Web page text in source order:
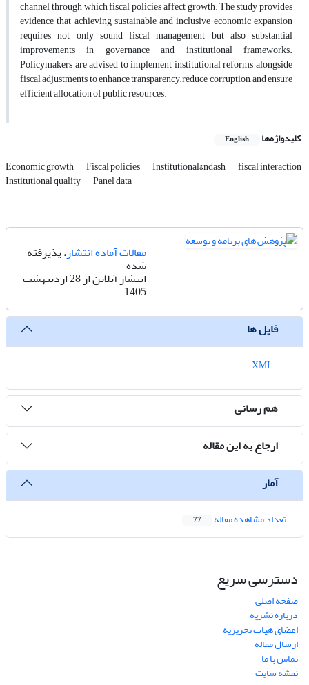
channel through which fiscal policies affect growth. The study provides
evidence that achieving sustainable and inclusive economic expansion
requires not only sound fiscal management but also substantial
improvements in governance and institutional frameworks.
Policymakers are advised to implement institutional reforms alongside
fiscal adjustments to enhance transparency, reduce corruption, and ensure
efficient allocation of public resources.
کلیدواژه‌ها English
Economic growth Fiscal policies Institutional&‌ndash fiscal interaction
Institutional quality Panel data
مقالات آماده انتشار، پذیرفته
شده
انتشار آنلاین از 28 اردیبهشت
1405
فایل ها
هم رسانی
ارجاع به این مقاله
آمار
تعداد مشاهده مقاله 77
دسترسی سریع
صفحه اصلی
درباره نشریه
اعضای هیات تحریریه
ارسال مقاله
تماس با ما
نقشه سایت